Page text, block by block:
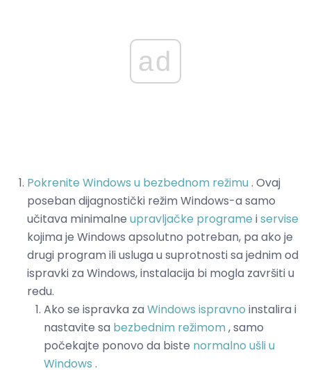
ad
Pokrenite Windows u bezbednom režimu. Ovaj
poseban dijagnostički režim Windows-a samo
učitava minimalne upravljačke programe iservise
kojima je Windows apsolutno potreban, pa ako je
drugi program ili usluga u suprotnosti sa jednim od
ispravki za Windows, instalacija bi mogla završiti u
redu.
Ako se ispravka za Windows ispravno instalira i
nastavite sa bezbednim režimom, samo
počekajte ponovo da biste normalno ušli u
Windows .